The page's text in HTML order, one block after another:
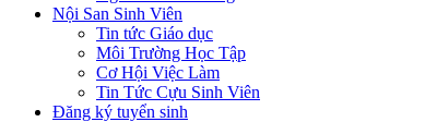
Nội San Sinh Viên
Tin tức Giáo dục
Môi Trường Học Tập
Cơ Hội Việc Làm
Tin Tức Cựu Sinh Viên
Đăng ký tuyển sinh